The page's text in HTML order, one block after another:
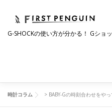
ッ
G-SHOCKの使い方が分かる！ Gショ
時計コラム > BABY-Gの時刻合わせをや